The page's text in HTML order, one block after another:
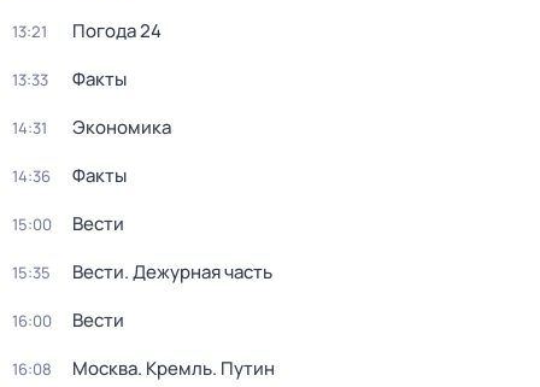
13:21 Погода 24
13:33 Факты
14:31 Экономика
14:36 Факты
15:00 Вести
15:35 Вести. Дежурная часть
16:00 Вести
16:08 Москва. Кремль. Путин